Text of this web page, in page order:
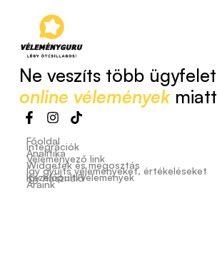
Ne veszíts több ügyfelet
online véleményekmiatt
Főoldal
Integrációk
Analitika
Véleményező link
Widgetek és megosztás
Így gyűjts véleményeket, értékeléseket
Kezelőpult/Vélemények
Így használd
Áraink